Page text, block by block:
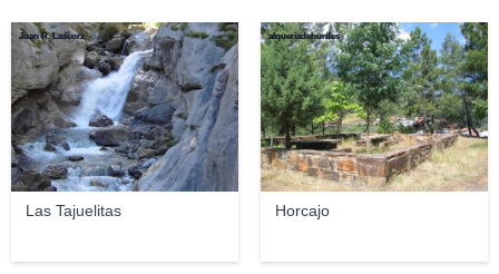
Las Tajuelitas
Juan R. Lascorz
Horcajo
alqueriadehurdes